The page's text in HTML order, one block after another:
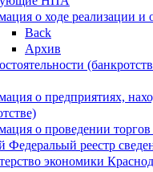
о ходе реализации
Back
Архив
о предприятиях,
о проведении
Федеральый реестр
экономики